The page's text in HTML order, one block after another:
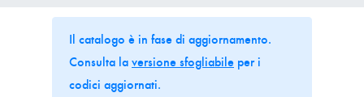
Il catalogo è in fase di aggiornamento.
Consulta laversione sfogliabile per i
codici aggiornati.